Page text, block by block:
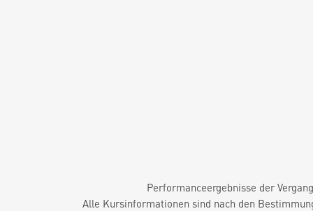
Performanceergebnisse der
Alle Kursinformationen sind nach den